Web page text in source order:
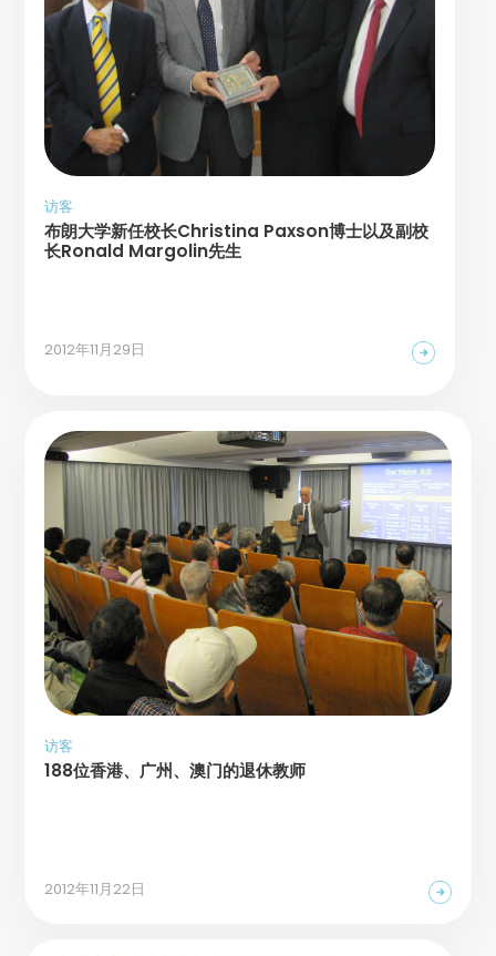
访客
布朗大学新任校长Christina Paxson博士以及副校
长Ronald Margolin先生
2012年11月29日
访客
188位香港、广州、澳门的退休教师
2012年11月22日